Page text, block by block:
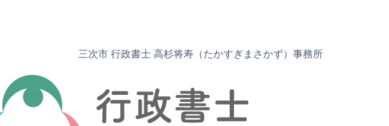
三次市 行政書士 高杉将寿（たかすぎまさかず）事務所